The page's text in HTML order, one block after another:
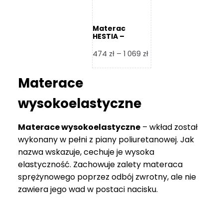
Materac
HESTIA –
474 zł – 1 069 złZakres
cen:
069 zł
Materace
wysokoelastyczne
Materace wysokoelastyczne – wkład został
wykonany w pełni z piany poliuretanowej. Jak
nazwa wskazuje, cechuje je wysoka
elastyczność. Zachowuje zalety materaca
sprężynowego poprzez odbój zwrotny, ale nie
zawiera jego wad w postaci nacisku.